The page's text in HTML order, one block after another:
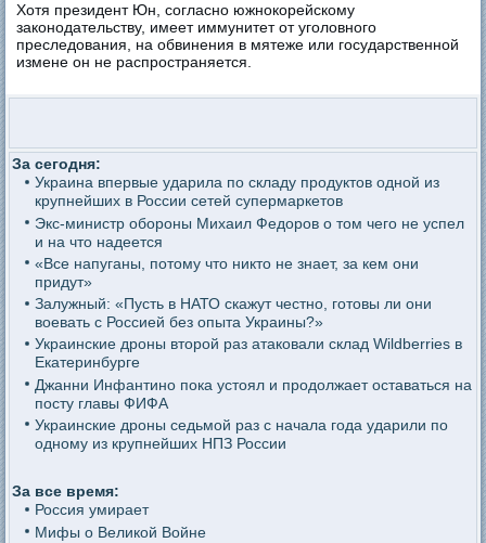
Хотя президент Юн, согласно южнокорейскому
законодательству, имеет иммунитет от уголовного
преследования, на обвинения в мятеже или государственной
измене он не распространяется.
За сегодня:
Украина впервые ударила по складу продуктов одной из
крупнейших в России сетей супермаркетов
Экс-министр обороны Михаил Федоров о том чего не успел
и на что надеется
«Все напуганы, потому что никто не знает, за кем они
придут»
Залужный: «Пусть в НАТО скажут честно, готовы ли они
воевать с Россией без опыта Украины?»
Украинские дроны второй раз атаковали склад Wildberries в
Екатеринбурге
Джанни Инфантино пока устоял и продолжает оставаться на
посту главы ФИФА
Украинские дроны седьмой раз с начала года ударили по
одному из крупнейших НПЗ России
За все время:
Россия умирает
Мифы о Великой Войне